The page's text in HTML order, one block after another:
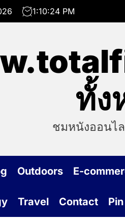
1:10:24 PM
ทั้ง
ชมหนังออนไ
Outdoors E-
Travel Contact